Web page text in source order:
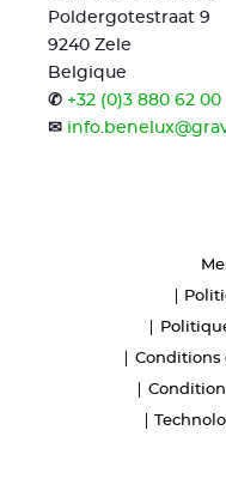
Poldergotestraat 9
9240 Zele
Belgique
✆ +32 (0)3 880 62 00
✉
Conditions